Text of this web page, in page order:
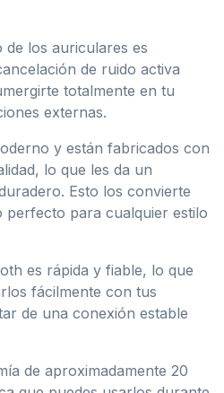
de los auriculares es
de ruido activa
totalmente en tu
externas.
y están fabricados con
lo que les da un
Esto los convierte
perfecto para cualquier estilo
es rápida y fiable, lo que
fácilmente con tus
de una conexión estable
de aproximadamente 20